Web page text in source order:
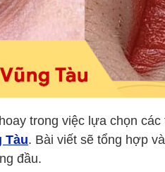
trong việc lựa chọn
Tàu. Bài viết sẽ tổng hợp
đầu.